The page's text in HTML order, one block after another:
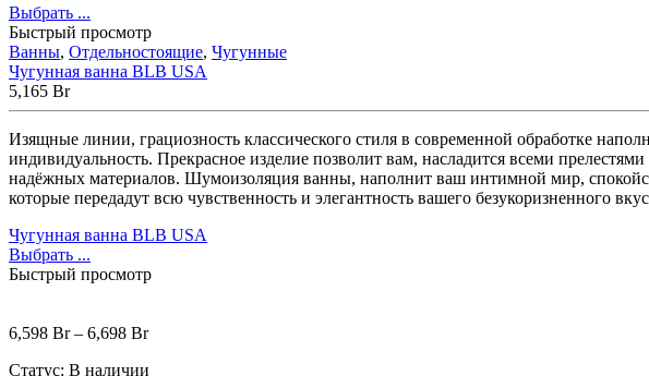
Alex Baitler
Art&Max(8)
Belbagno(111)
Cersanit(22)
Cezares(25)
Clever(13)
Coliseum
(25)
Deante(85)
Excellent
Good Door
Grohe
Выбрать ...
Быстрый просмотр
Ванны, Отдельностоящие, Чугунные
Чугунная ванна BLB USA
5,165 Br
Изящные линии, грациозность классического стиля в современной обработке
индивидуальность. Прекрасное изделие позволит вам, насладится всеми
надёжных материалов. Шумоизоляция ванны, наполнит ваш интимной мир,
которые передадут всю чувственность и элегантность вашего безукоризненного
Чугунная ванна BLB USA
Выбрать ...
Быстрый просмотр
6,598 Br– 6,698 Br
Статус: В наличии